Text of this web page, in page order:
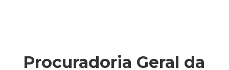
Procuradoria Geral da